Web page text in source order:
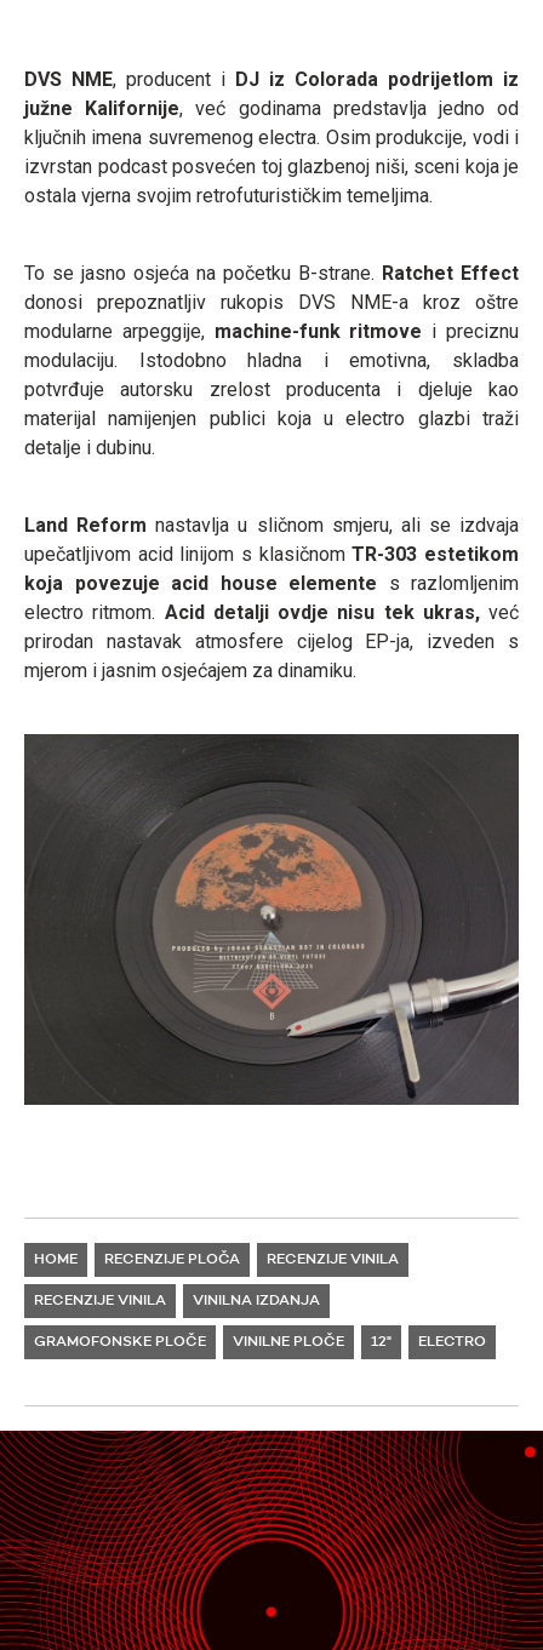
DVS NME, producent i DJ iz Colorada podrijetlom iz
južne Kalifornije, već godinama predstavlja jedno od
ključnih imena suvremenog electra. Osim produkcije, vodi i
izvrstan podcast posvećen toj glazbenoj niši, sceni koja je
ostala vjerna svojim retrofuturističkim temeljima.
To se jasno osjeća na početku B-strane. Ratchet Effect
donosi prepoznatljiv rukopis DVS NME-a kroz oštre
modularne arpeggije, machine-funk ritmove i preciznu
modulaciju. Istodobno hladna i emotivna, skladba
potvrđuje autorsku zrelost producenta i djeluje kao
materijal namijenjen publici koja u electro glazbi traži
detalje i dubinu.
Land Reform nastavlja u sličnom smjeru, ali se izdvaja
upečatljivom acid linijom s klasičnomTR-303 estetikom
koja povezuje acid house elemente s razlomljenim
electro ritmom. Acid detalji ovdje nisu tek ukras, već
prirodan nastavak atmosfere cijelog EP-ja, izveden s
mjerom i jasnim osjećajem za dinamiku.
HOME RECENZIJE PLOČA RECENZIJE VINILA
RECENZIJE VINILA VINILNA IZDANJA
GRAMOFONSKE PLOČE VINILNE PLOČE 12" ELECTRO